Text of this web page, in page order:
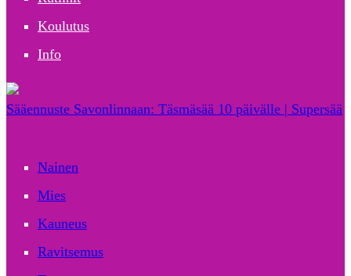
Koulutus
Info
Sääennuste Savonlinnaan: Täsmäsää 10 päivälle | Supersää
Nainen
Mies
Kauneus
Ravitsemus